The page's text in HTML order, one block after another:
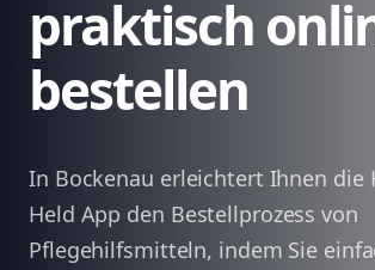
praktisch
bestellen
In Bockenau erleichtert Ihnen die
Held App den Bestellprozess von
Pflegehilfsmitteln, indem Sie